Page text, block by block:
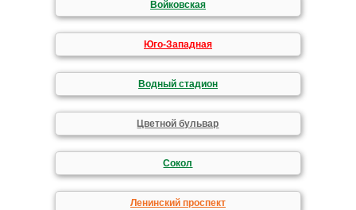
Войковская
Юго-Западная
Водный стадион
Цветной бульвар
Сокол
Ленинский проспект